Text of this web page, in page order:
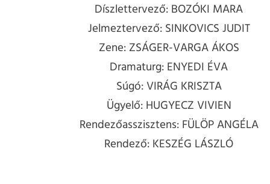
Díszlettervező: BOZÓKI MARA
Jelmeztervező: SINKOVICS JUDIT
Zene: ZSÁGER-VARGA ÁKOS
Dramaturg: ENYEDI ÉVA
Súgó: VIRÁG KRISZTA
Ügyelő: HUGYECZ VIVIEN
Rendezőasszisztens: FÜLÖP ANGÉLA
Rendező: KESZÉG LÁSZLÓ